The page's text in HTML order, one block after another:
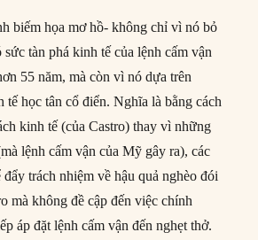
biếm họa mơ hồ- không chỉ vì nó bỏ
sức tàn phá kinh tế của lệnh cấm vận
55 năm, mà còn vì nó dựa trên
học tân cổ điển. Nghĩa là bằng cách
kinh tế (của Castro) thay vì những
lệnh cấm vận của Mỹ gây ra), các
trách nhiệm về hậu quả nghèo đói
mà không đề cập đến việc chính
áp đặt lệnh cấm vận đến nghẹt thở.